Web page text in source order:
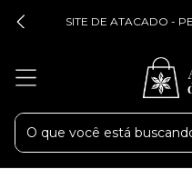
SITE DE ATACADO -